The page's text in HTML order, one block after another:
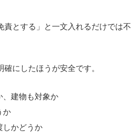
責とする」と一文入れるだけでは不
にしたほうが安全です。
、建物も対象か
か
しかどうか